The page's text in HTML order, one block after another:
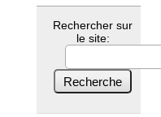
Rechercher sur
le site: